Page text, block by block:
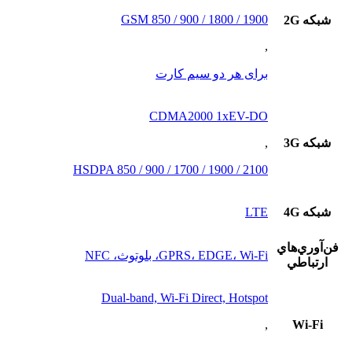
شبکه 2G
GSM 850 / 900 / 1800 / 1900
,
برای هر دو سیم کارت
شبکه 3G
CDMA2000 1xEV-DO
,
HSDPA 850 / 900 / 1700 / 1900 / 2100
شبکه 4G LTE
فن‌آوري‌هاي
ارتباطي
GPRS، EDGE، Wi-Fi، بلوتوث، NFC
Wi-Fi
Dual-band, Wi-Fi Direct, Hotspot
,